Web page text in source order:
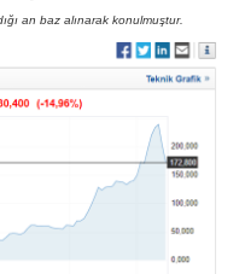
an baz alınarak konulmuştur.